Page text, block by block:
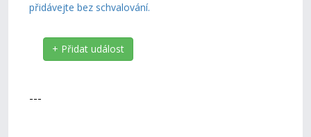
přidávejte bez schvalování.
+ Přidat událost
---